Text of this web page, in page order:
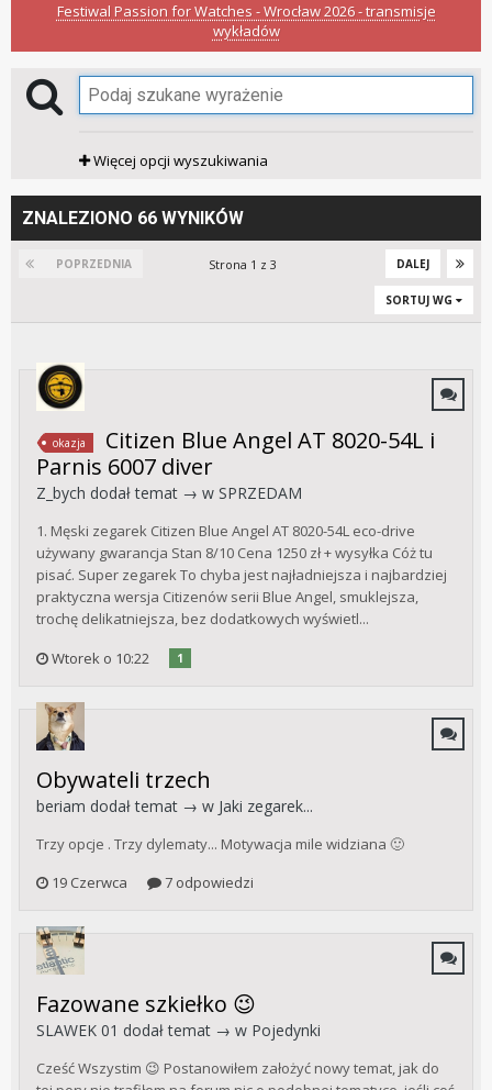
Festiwal Passion for Watches - Wrocław 2026 - transmisje
wykładów
Więcej opcji wyszukiwania
ZNALEZIONO 66 WYNIKÓW
POPRZEDNIA DALEJ
Strona 1 z 3
SORTUJ WG
okazja
Citizen Blue Angel AT 8020-54L i
Parnis 6007 diver
Z_bych dodał temat → w SPRZEDAM
1. Męski zegarek Citizen Blue Angel AT 8020-54L eco-drive
używany gwarancja Stan 8/10 Cena 1250 zł + wysyłka Cóż tu
pisać. Super zegarek To chyba jest najładniejsza i najbardziej
praktyczna wersja Citizenów serii Blue Angel, smuklejsza,
trochę delikatniejsza, bez dodatkowych wyświetl...
Wtorek o 10:22
1
Obywateli trzech
beriam dodał temat → w Jaki zegarek...
Trzy opcje . Trzy dylematy... Motywacja mile widziana 🙂
19 Czerwca
7 odpowiedzi
Fazowane szkiełko 😉
SLAWEK 01 dodał temat → w Pojedynki
Cześć Wszystim 😉 Postanowiłem założyć nowy temat, jak do